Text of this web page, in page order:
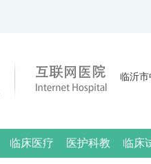
临沂市
临床医疗 医护科教 临床